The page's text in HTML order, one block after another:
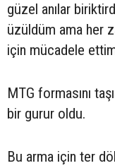
güzel anılar
üzüldüm ama her
için mücadele
MTG formasını
bir gurur oldu.
Bu arma için ter